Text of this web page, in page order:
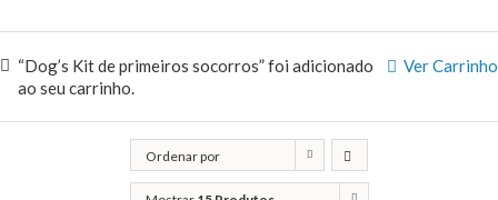
Ver Carrinho
“Dog’s Kit de primeiros socorros” foi adicionado
ao seu carrinho.
Ordenar por
Classificação